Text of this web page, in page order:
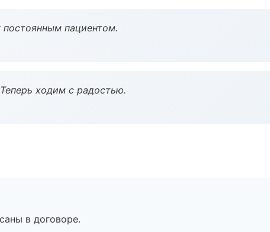
постоянным пациентом.
ходим с радостью.
в договоре.